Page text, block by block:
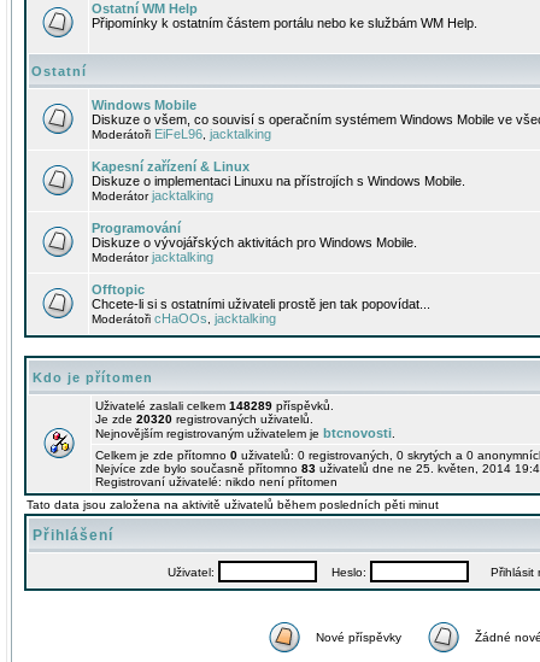
Ostatní WM Help
Připomínky k ostatním částem portálu nebo ke službám WM Help.
Ostatní
Windows Mobile
Diskuze o všem, co souvisí s operačním systémem Windows Mobile ve
Moderátoři EiFeL96 jacktalking
Kapesní zařízení & Linux
Diskuze o implementaci Linuxu na přístrojích s Windows Mobile.
Moderátorjacktalking
Programování
Diskuze o vývojářských aktivitách pro Windows Mobile.
Moderátorjacktalking
Offtopic
Chcete-li si s ostatními uživateli prostě jen tak popovídat...
Moderátoři cHaOOs jacktalking
Kdo je přítomen
Uživatelé zaslali celkem 148289 příspěvků.
Je zde 20320 registrovaných uživatelů.
Nejnovějším registrovaným uživatelem je btcnovosti
Celkem je zde přítomno 0 uživatelů: 0 registrovaných, 0 skrytých a 0
Nejvíce zde bylo současně přítomno 83 uživatelů dne ne 25. květen, 2014
Registrovaní uživatelé: nikdo není přítomen
Tato data jsou založena na aktivitě uživatelů během posledních pěti minut
Přihlášení
Uživatel: Heslo: Přihlásit
Nové příspěvky Žádné